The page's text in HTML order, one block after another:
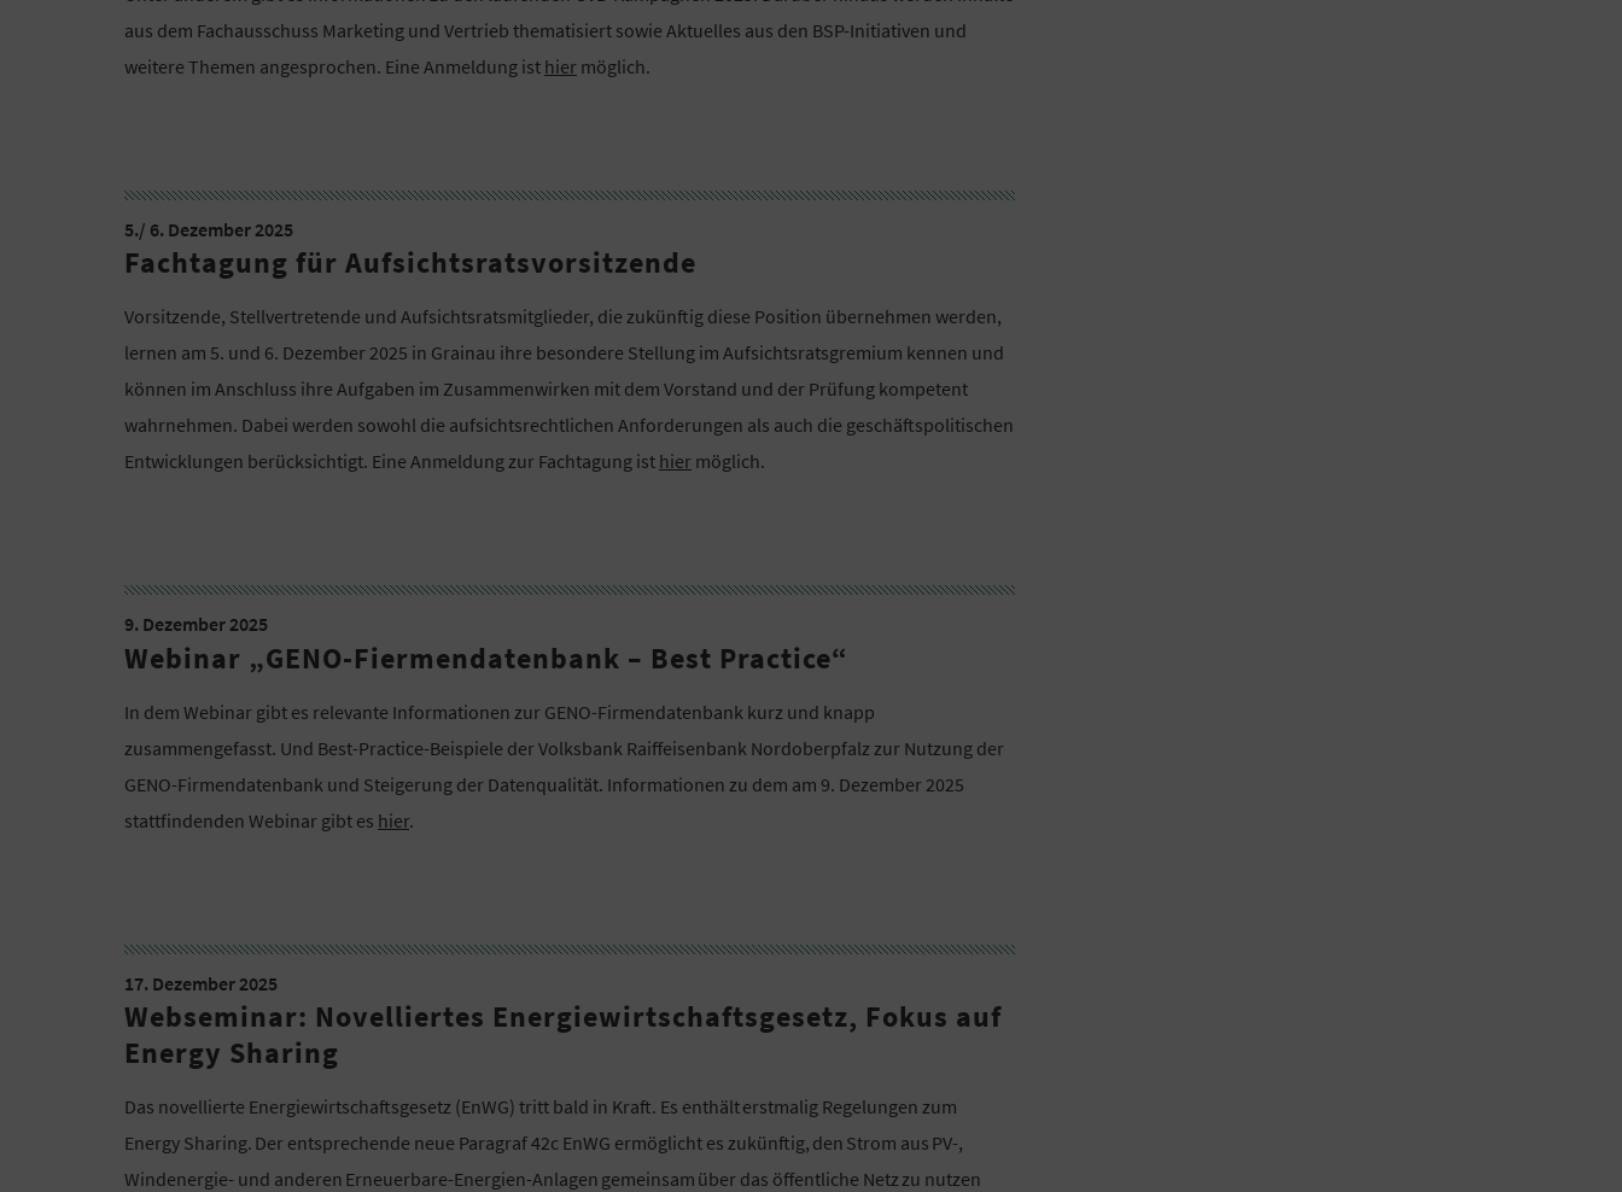
aus dem Fachausschuss Marketing und Vertrieb thematisiert sowie Aktuelles aus den BSP-Initiativen und
weitere Themen angesprochen. Eine Anmeldung ist hier möglich.
5./ 6. Dezember 2025
Fachtagung für Aufsichtsratsvorsitzende
Vorsitzende, Stellvertretende und Aufsichtsratsmitglieder, die zukünftig diese Position übernehmen werden,
lernen am 5. und 6. Dezember 2025 in Grainau ihre besondere Stellung im Aufsichtsratsgremium kennen und
können im Anschluss ihre Aufgaben im Zusammenwirken mit dem Vorstand und der Prüfung kompetent
wahrnehmen. Dabei werden sowohl die aufsichtsrechtlichen Anforderungen als auch die geschäftspolitischen
Entwicklungen berücksichtigt. Eine Anmeldung zur Fachtagung ist hier möglich.
9. Dezember 2025
Webinar „GENO-Fiermendatenbank – Best Practice“
In dem Webinar gibt es relevante Informationen zur GENO-Firmendatenbank kurz und knapp
zusammengefasst. Und Best-Practice-Beispiele der Volksbank Raiffeisenbank Nordoberpfalz zur Nutzung der
GENO-Firmendatenbank und Steigerung der Datenqualität. Informationen zu dem am 9. Dezember 2025
stattfindenden Webinar gibt es hier.
17. Dezember 2025
Webseminar: Novelliertes Energiewirtschaftsgesetz, Fokus auf
Energy Sharing
Das novellierte Energiewirtschaftsgesetz (EnWG) tritt bald in Kraft. Es enthält erstmalig Regelungen zum
Energy Sharing. Der entsprechende neue Paragraf 42c EnWG ermöglicht es zukünftig, den Strom aus PV-,
Windenergie- und anderen Erneuerbare-Energien-Anlagen gemeinsam über das öffentliche Netz zu nutzen